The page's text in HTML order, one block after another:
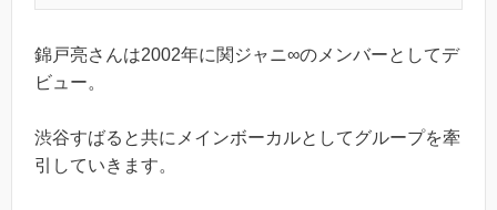
錦戸亮さんは2002年に関ジャニ∞のメンバーとしてデ
ビュー。
渋谷すばると共にメインボーカルとしてグループを牽
引していきます。